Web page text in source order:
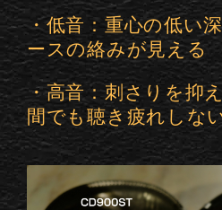
・低音：重心の低い
ースの絡みが見える
・高音：刺さりを抑
間でも聴き疲れしな